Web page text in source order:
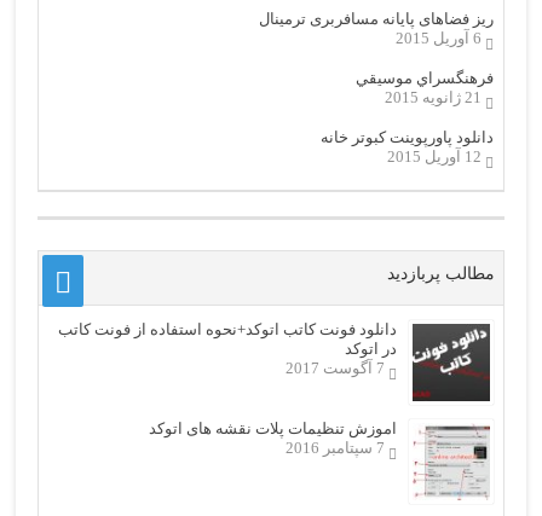
ریز فضاهای پایانه مسافربری ترمینال
6 آوریل 2015
فرهنگسراي موسيقي
21 ژانویه 2015
دانلود پاورپوینت کبوتر خانه
12 آوریل 2015
مطالب پربازدید
دانلود فونت کاتب اتوکد+نحوه استفاده از فونت کاتب
در اتوکد
7 آگوست 2017
اموزش تنظیمات پلات نقشه های اتوکد
7 سپتامبر 2016